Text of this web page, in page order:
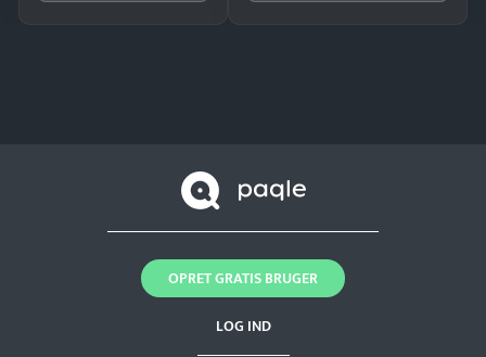
LOG IND
OPRET GRATIS BRUGER